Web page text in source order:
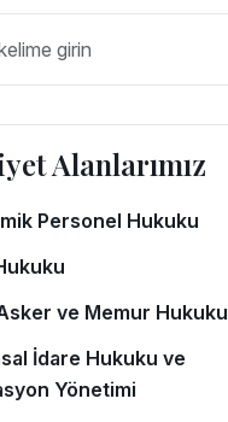
Alanlarımız
Personel Hukuku
ve Memur Hukuku
İdare Hukuku ve
Yönetimi